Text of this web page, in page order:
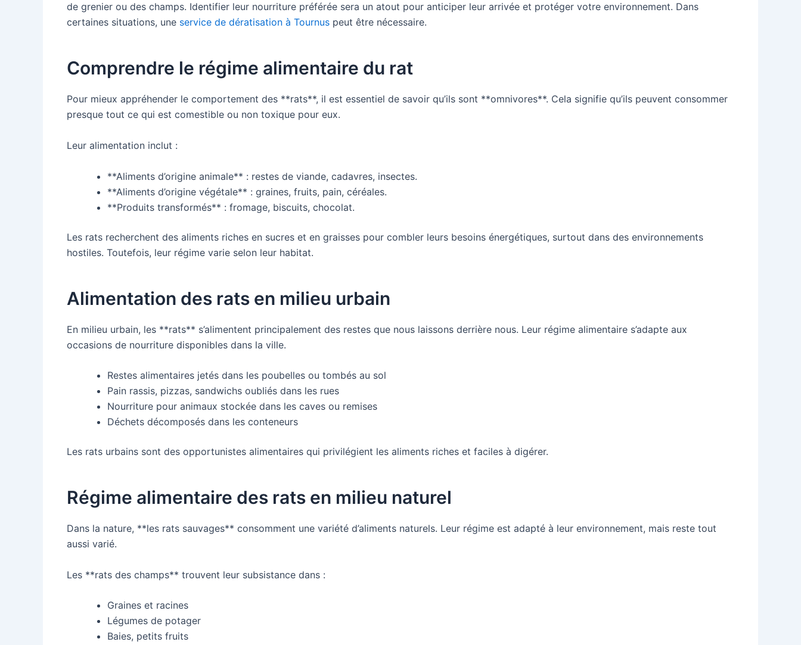
de grenier ou des champs. Identifier leur nourriture préférée sera un atout pour anticiper leur arrivée et protéger votre environnement. Dans
certaines situations, une service de dératisation à Tournus peut être nécessaire.
Comprendre le régime alimentaire du rat
Pour mieux appréhender le comportement des **rats**, il est essentiel de savoir qu’ils sont **omnivores**. Cela signifie qu’ils peuvent consommer
presque tout ce qui est comestible ou non toxique pour eux.
Leur alimentation inclut :
**Aliments d’origine animale** : restes de viande, cadavres, insectes.
**Aliments d’origine végétale** : graines, fruits, pain, céréales.
**Produits transformés** : fromage, biscuits, chocolat.
Les rats recherchent des aliments riches en sucres et en graisses pour combler leurs besoins énergétiques, surtout dans des environnements
hostiles. Toutefois, leur régime varie selon leur habitat.
Alimentation des rats en milieu urbain
En milieu urbain, les **rats** s’alimentent principalement des restes que nous laissons derrière nous. Leur régime alimentaire s’adapte aux
occasions de nourriture disponibles dans la ville.
Restes alimentaires jetés dans les poubelles ou tombés au sol
Pain rassis, pizzas, sandwichs oubliés dans les rues
Nourriture pour animaux stockée dans les caves ou remises
Déchets décomposés dans les conteneurs
Les rats urbains sont des opportunistes alimentaires qui privilégient les aliments riches et faciles à digérer.
Régime alimentaire des rats en milieu naturel
Dans la nature, **les rats sauvages** consomment une variété d’aliments naturels. Leur régime est adapté à leur environnement, mais reste tout
aussi varié.
Les **rats des champs** trouvent leur subsistance dans :
Graines et racines
Légumes de potager
Baies, petits fruits